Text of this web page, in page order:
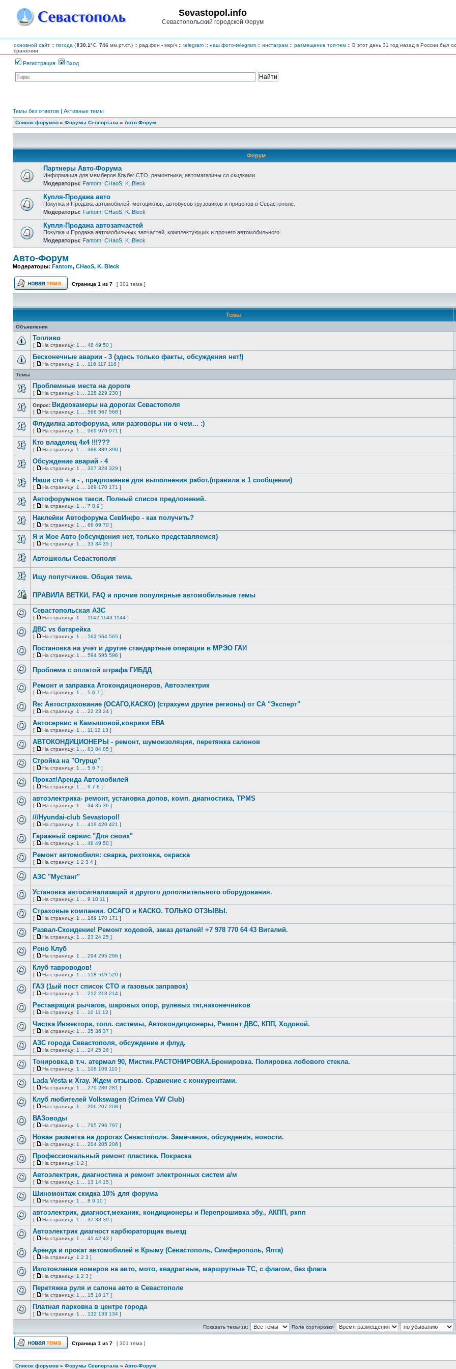
Sevastopol.info
Севастопольский городской Форум
основной сайт :: погода (⇑30.1°C, 746 мм.рт.ст.) :: рад.фон - мкр/ч :: telegram :: наш фото-telegram :: инстаграм :: размещение топ-тем :: В этот день 31 год назад в России был
сражении
Регистрация Вход
Темы без ответов | Активные темы
Список форумов » Форумы Севпортала » Авто-Форум
Форум
Нет
непрочитанных
сообщений
Партнеры Авто-Форума
Информация для мемберов Клуба: СТО, ремонтники, автомагазины со скидками
Модераторы: Fantom CHaoS K. Bleck
Нет
непрочитанных
сообщений
Купля-Продажа авто
Покупка и Продажа автомобилей, мотоциклов, автобусов грузовиков и прицепов в Севастополе.
Модераторы: Fantom CHaoS K. Bleck
Нет
непрочитанных
Купля-Продажа автозапчастей
Покупка и Продажа автомобильных запчастей, комплектующих и прочего автомобильного.
Модераторы: Fantom CHaoS K. Bleck
Авто-Форум
Модераторы: Fantom, CHaoS, K. Bleck
Начать новую тему
Страница 1 из 7 [ 301 тема ]
Темы
Объявления
Нет
непрочитанных
сообщений
Топливо
[
На
страницу
На страницу: 1 48 49 50 ]
Нет
сообщений
Бесконечные аварии - 3 (здесь только факты, обсуждения нет!)
[
На
На страницу: 1 116 117 118 ]
Темы
Нет
непрочитанных
сообщений
Проблемные места на дороге
[
На
страницу
На страницу: 1 228 229 230 ]
Нет
непрочитанных
сообщений
Опрос: Видеокамеры на дорогах Севастополя
[
На
страницу
На страницу: 1 566 567 568 ]
Нет
непрочитанных
сообщений
Флудилка автофорума, или разговоры ни о чем... :)
[
На
страницу
На страницу: 1 969 970 971 ]
Нет
непрочитанных
сообщений
Кто владелец 4х4 !!!???
[
На
страницу
На страницу: 1 388 389 390 ]
Нет
непрочитанных
сообщений
Обсуждение аварий - 4
[
На
страницу
На страницу: 1 327 328 329 ]
Нет
непрочитанных
сообщений
Наши сто + и - , предложение для выполнения работ.(правила в 1 сообщении)
[
На
страницу
На страницу: 1 169 170 171 ]
Нет
непрочитанных
сообщений
Автофорумное такси. Полный список предложений.
[
На
страницу
На страницу: 1 7 8 9 ]
Нет
непрочитанных
сообщений
Наклейки Автофорума СевИнфо - как получить?
[
На
страницу
На страницу: 1 68 69 70 ]
Нет
сообщений
Я и Мое Авто (обсуждения нет, только представляемся)
[
На
На страницу: 1 33 34 35 ]
сообщений
Автошколы Севастополя
сообщений
Ищу попутчиков. Общая тема.
тема
закрыта,
не
можете
редактировать
и
оставлять
сообщения
ПРАВИЛА ВЕТКИ, FAQ и прочие популярные автомобильные темы
Нет
непрочитанных
сообщений
Севастопольская АЗС
[
На
страницу
На страницу: 1 1142 1143 1144 ]
Нет
непрочитанных
сообщений
ДВС vs батарейка
[
На
страницу
На страницу: 1 563 564 565 ]
Нет
сообщений
Постановка на учет и другие стандартные операции в МРЭО ГАИ
[
На
На страницу: 1 594 595 596 ]
непрочитанных
сообщений
Проблема с оплатой штрафа ГИБДД
Нет
непрочитанных
сообщений
Ремонт и заправка Атокондиционеров, Автоэлектрик
[
На
страницу
На страницу: 1 5 6 7 ]
Нет
непрочитанных
сообщений
Re: Автострахование (ОСАГО,КАСКО) (страхуем другие регионы) от СА "Эксперт"
[
На
страницу
На страницу: 1 22 23 24 ]
Нет
непрочитанных
сообщений
Автосервис в Камышовой,коврики ЕВА
[
На
страницу
На страницу: 1 11 12 13 ]
Нет
непрочитанных
сообщений
АВТОКОНДИЦИОНЕРЫ - ремонт, шумоизоляция, перетяжка салонов
[
На
страницу
На страницу: 1 83 84 85 ]
Нет
непрочитанных
сообщений
Стройка на "Огурце"
[
На
страницу
На страницу: 1 5 6 7 ]
Нет
сообщений
Прокат/Аренда Автомобилей
[
На
страницу
На страницу: 1 6 7 8 ]
Нет
непрочитанных
сообщений
автоэлектрика- ремонт, установка допов, комп. диагностика, TPMS
[
На
страницу
На страницу: 1 34 35 36 ]
Нет
непрочитанных
сообщений
///Hyundai-club Sevastopol!
[
На
страницу
На страницу: 1 419 420 421 ]
Нет
непрочитанных
сообщений
Гаражный сервис "Для своих"
[
На
страницу
На страницу: 1 48 49 50 ]
Нет
сообщений
Ремонт автомобиля: сварка, рихтовка, окраска
[
На
На страницу: 1 2 3 4 ]
непрочитанных
сообщений
АЗС "Мустанг"
Нет
непрочитанных
сообщений
Установка автосигнализаций и другого дополнительного оборудования.
[
На
страницу
На страницу: 1 9 10 11 ]
Нет
непрочитанных
сообщений
Страховые компании. ОСАГО и КАСКО. ТОЛЬКО ОТЗЫВЫ.
[
На
страницу
На страницу: 1 169 170 171 ]
Нет
непрочитанных
сообщений
Развал-Схождение! Ремонт ходовой, заказ деталей! +7 978 770 64 43 Виталий.
[
На
страницу
На страницу: 1 23 24 25 ]
Нет
непрочитанных
сообщений
Рено Клуб
[
На
страницу
На страницу: 1 294 295 296 ]
Нет
непрочитанных
сообщений
Клуб тавроводов!
[
На
страницу
На страницу: 1 518 519 520 ]
Нет
непрочитанных
сообщений
ГАЗ (1ый пост список СТО и газовых заправок)
[
На
страницу
На страницу: 1 212 213 214 ]
Нет
непрочитанных
сообщений
Реставрация рычагов, шаровых опор, рулевых тяг,наконечников
[
На
страницу
На страницу: 1 10 11 12 ]
Нет
непрочитанных
сообщений
Чистка Инжектора, топл. системы, Автокондиционеры, Ремонт ДВС, КПП, Ходовой.
[
На
страницу
На страницу: 1 35 36 37 ]
Нет
непрочитанных
сообщений
АЗС города Севастополя, обсуждение и флуд.
[
На
страницу
На страницу: 1 24 25 26 ]
Нет
непрочитанных
сообщений
Тонировка,в т.ч. атермал 90, Мистик.РАСТОНИРОВКА.Бронировка. Полировка лобового стекла.
[
На
страницу
На страницу: 1 108 109 110 ]
Нет
непрочитанных
сообщений
Lada Vesta и Xray. Ждем отзывов. Сравнение с конкурентами.
[
На
страницу
На страницу: 1 279 280 281 ]
Нет
непрочитанных
сообщений
Клуб любителей Volkswagen (Crimea VW Club)
[
На
страницу
На страницу: 1 206 207 208 ]
Нет
непрочитанных
сообщений
ВАЗоводы
[
На
страницу
На страницу: 1 795 796 797 ]
Нет
непрочитанных
сообщений
Новая разметка на дорогах Севастополя. Замечания, обсуждения, новости.
[
На
страницу
На страницу: 1 204 205 206 ]
Нет
непрочитанных
сообщений
Профессиональный ремонт пластика. Покраска
[
На
страницу
На страницу: 1 2 ]
Нет
непрочитанных
сообщений
Автоэлектрик, диагностика и ремонт электронных систем а/м
[
На
страницу
На страницу: 1 13 14 15 ]
Нет
сообщений
Шиномонтаж скидка 10% для форума
[
На
страницу
На страницу: 1 8 9 10 ]
Нет
непрочитанных
сообщений
автоэлектрик, диагност,механик, кондиционеры и Перепрошивка эбу., АКПП, ркпп
[
На
страницу
На страницу: 1 37 38 39 ]
Нет
непрочитанных
сообщений
Автоэлектрик диагност карбюраторщик выезд
[
На
страницу
На страницу: 1 41 42 43 ]
Нет
непрочитанных
сообщений
Аренда и прокат автомобилей в Крыму (Севастополь, Симферополь, Ялта)
[
На
страницу
На страницу: 1 2 3 ]
Нет
непрочитанных
сообщений
Изготовление номеров на авто, мото, квадратные, маршрутные ТС, с флагом, без флага
[
На
страницу
На страницу: 1 2 3 ]
Нет
непрочитанных
сообщений
Перетяжка руля и салона авто в Севастополе
[
На
страницу
На страницу: 1 15 16 17 ]
Нет
Платная парковка в центре города
[
На
На страницу: 1 132 133 134 ]
Показать темы за: Поле сортировки
Страница 1 из 7 [ 301 тема ]
Список форумов » Форумы Севпортала » Авто-Форум